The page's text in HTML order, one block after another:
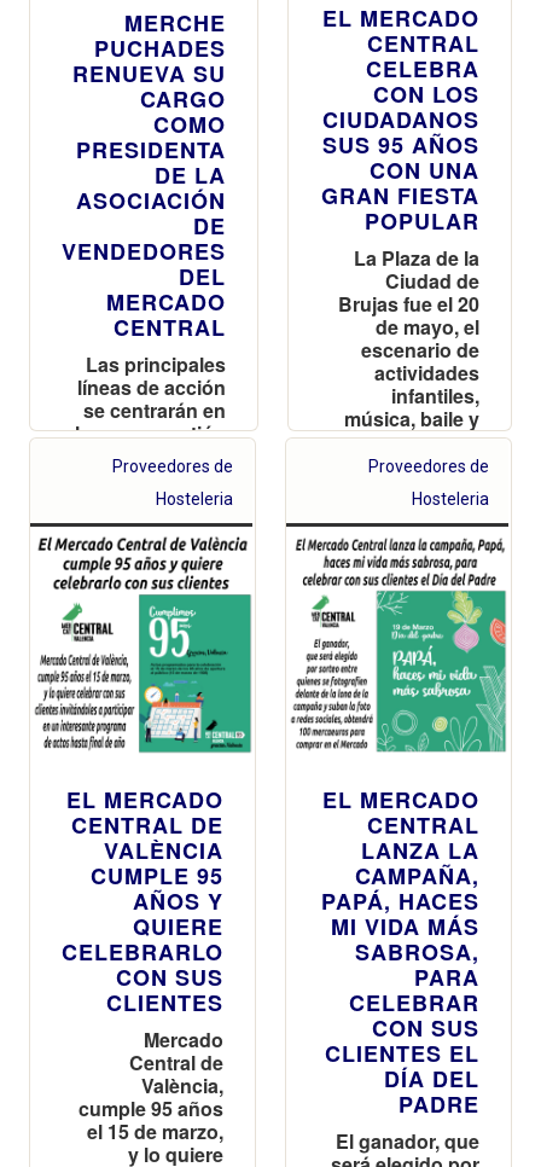
MERCHE
PUCHADES
RENUEVA SU
CARGO
COMO
PRESIDENTA
DE LA
ASOCIACIÓN
DE
VENDEDORES
DEL
MERCADO
CENTRAL
Las principales
líneas de acción
se centrarán en
la nueva gestión
del Mercado, la
revitalización de
la zona de
pescadería, la
mejora de los
accesos y la
regulación del
flujo de turistas
EL MERCADO
CENTRAL
CELEBRA
CON LOS
CIUDADANOS
SUS 95 AÑOS
CON UNA
GRAN FIESTA
POPULAR
La Plaza de la
Ciudad de
Brujas fue el 20
de mayo, el
escenario de
actividades
infantiles,
música, baile y
mucha
diversión desde
por la mañana
hasta la
medianoche
Proveedores de
Hosteleria
EL MERCADO
CENTRAL DE
VALÈNCIA
CUMPLE 95
AÑOS Y
QUIERE
CELEBRARLO
CON SUS
CLIENTES
Mercado
Central de
València,
cumple 95 años
el 15 de marzo,
y lo quiere
Proveedores de
Hosteleria
EL MERCADO
CENTRAL
LANZA LA
CAMPAÑA,
PAPÁ, HACES
MI VIDA MÁS
SABROSA,
PARA
CELEBRAR
CON SUS
CLIENTES EL
DÍA DEL
PADRE
El ganador, que